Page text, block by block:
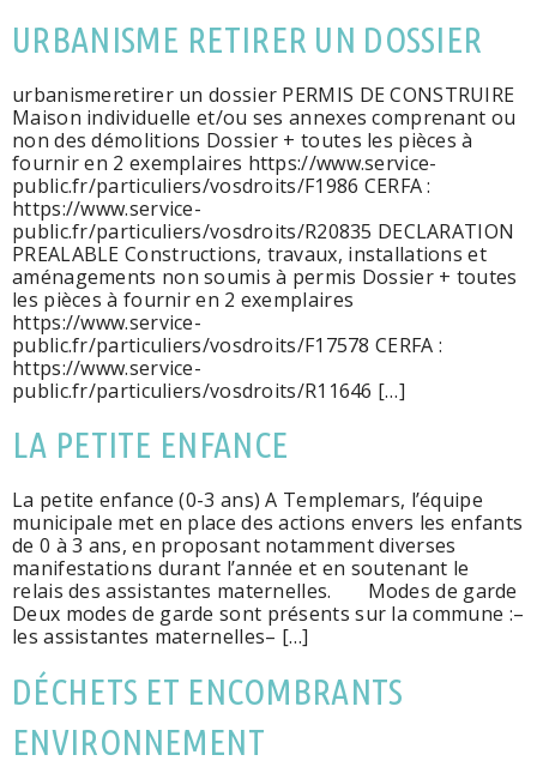
URBANISME RETIRER UN DOSSIER
urbanismeretirer un dossier PERMIS DE CONSTRUIRE
Maison individuelle et/ou ses annexes comprenant ou
non des démolitions Dossier + toutes les pièces à
fournir en 2 exemplaires https://www.service-
public.fr/particuliers/vosdroits/F1986 CERFA :
https://www.service-
public.fr/particuliers/vosdroits/R20835 DECLARATION
PREALABLE Constructions, travaux, installations et
aménagements non soumis à permis Dossier + toutes
les pièces à fournir en 2 exemplaires
https://www.service-
public.fr/particuliers/vosdroits/F17578 CERFA :
https://www.service-
public.fr/particuliers/vosdroits/R11646 […]
LA PETITE ENFANCE
La petite enfance (0-3 ans) A Templemars, l’équipe
municipale met en place des actions envers les enfants
de 0 à 3 ans, en proposant notamment diverses
manifestations durant l’année et en soutenant le
relais des assistantes maternelles. Modes de garde
Deux modes de garde sont présents sur la commune :–
les assistantes maternelles– […]
DÉCHETS ET ENCOMBRANTS
ENVIRONNEMENT